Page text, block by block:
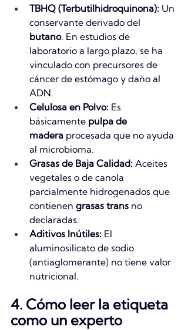
TBHQ (Terbutilhidroquinona): Un
conservante derivado del
butano. En estudios de
laboratorio a largo plazo, se ha
vinculado con precursores de
cáncer de estómago y daño al
ADN.
Celulosa en Polvo: Es
básicamente pulpa de
madera procesada que no ayuda
al microbioma.
Grasas de Baja Calidad: Aceites
vegetales o de canola
parcialmente hidrogenados que
contienen grasas trans no
declaradas.
Aditivos Inútiles: El
aluminosilicato de sodio
(antiaglomerante) no tiene valor
nutricional.
4. Cómo leer la etiqueta
como un experto